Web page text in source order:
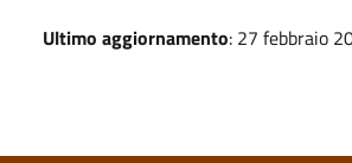
Ultimo aggiornamento: 27 febbraio